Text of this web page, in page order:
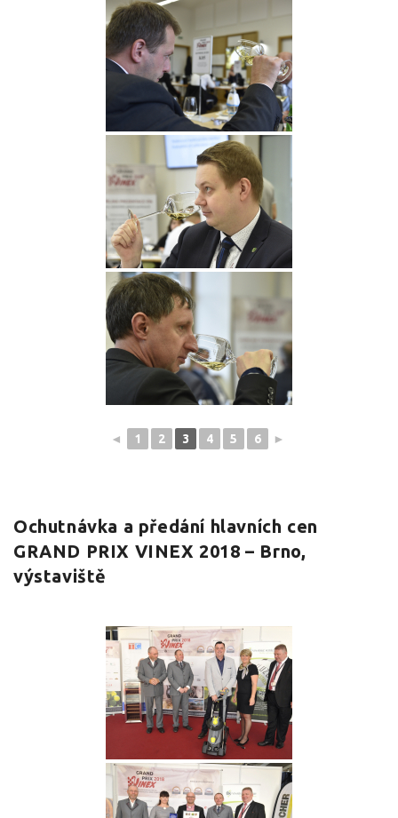
◄ 1 2 3 4 5 6 ►
Ochutnávka a předání hlavních cen
GRAND PRIX VINEX 2018 – Brno,
výstaviště